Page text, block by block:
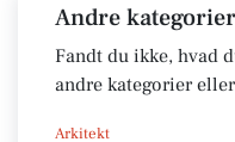
Andre kategorier
Fandt du ikke, hvad
andre kategorier
Arkitekt